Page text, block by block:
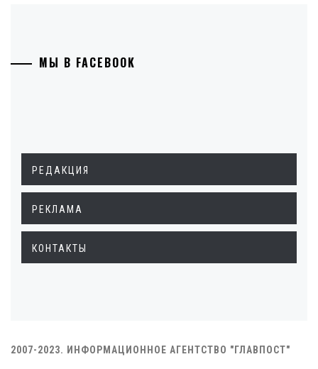
МЫ В FACEBOOK
РЕДАКЦИЯ
РЕКЛАМА
КОНТАКТЫ
2007-2023. ИНФОРМАЦИОННОЕ АГЕНТСТВО "ГЛАВПОСТ"